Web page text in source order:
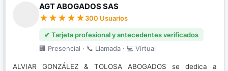
AGT ABOGADOS SAS
300 Usuarios
✔ Tarjeta profesional y antecedentes verificados
🏢 Presencial · 📞 Llamada · 💻 Virtual
ALVIAR GONZÁLEZ & TOLOSA ABOGADOS se dedica a